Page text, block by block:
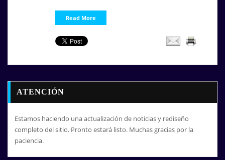
Read More
ATENCIÓN
Estamos haciendo una actualización de noticias y rediseño
completo del sitio. Pronto estará listo. Muchas gracias por la
paciencia.